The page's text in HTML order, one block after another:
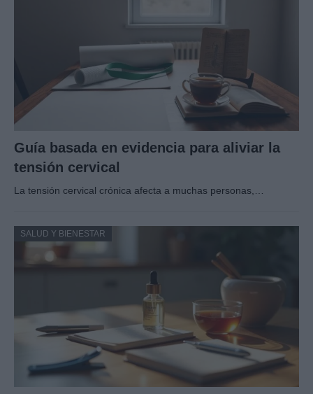
Guía basada en evidencia para aliviar la
tensión cervical
La tensión cervical crónica afecta a muchas personas,…
SALUD Y BIENESTAR